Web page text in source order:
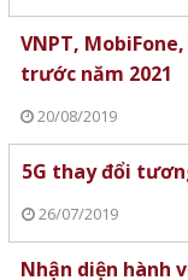
VNPT,
trước năm 2021
20/08/2019
5G thay đổi
26/07/2019
Nhận diện hành